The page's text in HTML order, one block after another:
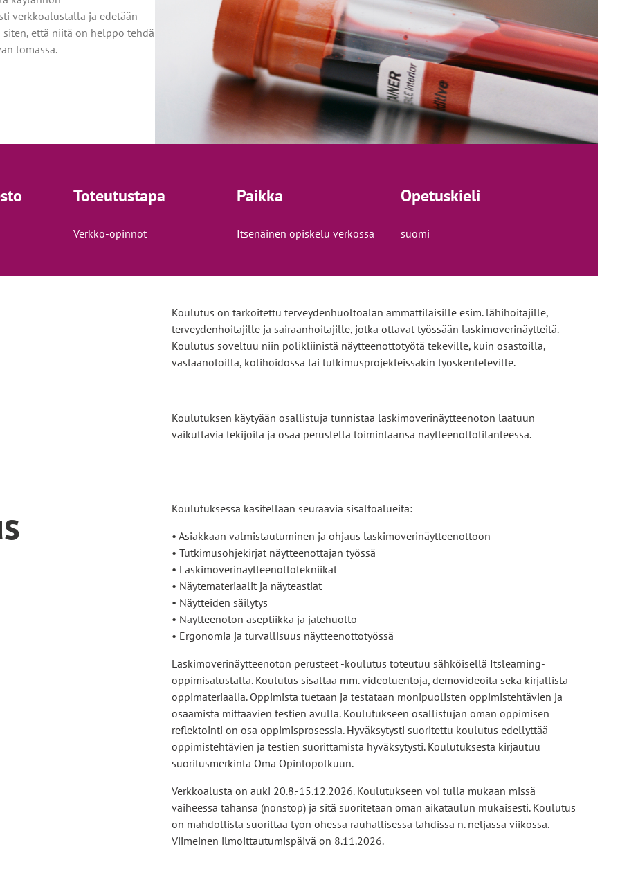
verkkoalustalla ja edetään
että niitä on helppo tehdä
lomassa.
Toteutustapa
Verkko-opinnot
Paikka
Itsenäinen opiskelu verkossa
Opetuskieli
suomi
Koulutus on tarkoitettu terveydenhuoltoalan ammattilaisille esim. lähihoitajille,
terveydenhoitajille ja sairaanhoitajille, jotka ottavat työssään laskimoverinäytteitä.
Koulutus soveltuu niin polikliinistä näytteenottotyötä tekeville, kuin osastoilla,
vastaanotoilla, kotihoidossa tai tutkimusprojekteissakin työskenteleville.
Koulutuksen käytyään osallistuja tunnistaa laskimoverinäytteenoton laatuun
vaikuttavia tekijöitä ja osaa perustella toimintaansa näytteenottotilanteessa.
Koulutuksessa käsitellään seuraavia sisältöalueita:
• Asiakkaan valmistautuminen ja ohjaus laskimoverinäytteenottoon
• Tutkimusohjekirjat näytteenottajan työssä
• Laskimoverinäytteenottotekniikat
• Näytemateriaalit ja näyteastiat
• Näytteiden säilytys
• Näytteenoton aseptiikka ja jätehuolto
• Ergonomia ja turvallisuus näytteenottotyössä
Laskimoverinäytteenoton perusteet -koulutus toteutuu sähköisellä Itslearning-
oppimisalustalla. Koulutus sisältää mm. videoluentoja, demovideoita sekä kirjallista
oppimateriaalia. Oppimista tuetaan ja testataan monipuolisten oppimistehtävien ja
osaamista mittaavien testien avulla. Koulutukseen osallistujan oman oppimisen
reflektointi on osa oppimisprosessia. Hyväksytysti suoritettu koulutus edellyttää
oppimistehtävien ja testien suorittamista hyväksytysti. Koulutuksesta kirjautuu
suoritusmerkintä Oma Opintopolkuun.
Verkkoalusta on auki 20.8.-15.12.2026. Koulutukseen voi tulla mukaan missä
vaiheessa tahansa (nonstop) ja sitä suoritetaan oman aikataulun mukaisesti. Koulutus
on mahdollista suorittaa työn ohessa rauhallisessa tahdissa n. neljässä viikossa.
Viimeinen ilmoittautumispäivä on 8.11.2026.